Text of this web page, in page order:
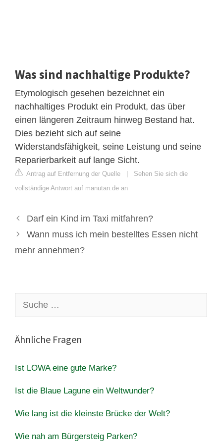
Was sind nachhaltige Produkte?
Etymologisch gesehen bezeichnet ein
nachhaltiges Produkt ein Produkt, das über
einen längeren Zeitraum hinweg Bestand hat.
Dies bezieht sich auf seine
Widerstandsfähigkeit, seine Leistung und seine
Reparierbarkeit auf lange Sicht.
Antrag auf Entfernung der Quelle | Sehen Sie sich die
vollständige Antwort auf manutan.de an
Darf ein Kind im Taxi mitfahren?
Wann muss ich mein bestelltes Essen nicht
mehr annehmen?
nach:
Ähnliche Fragen
Ist LOWA eine gute Marke?
Ist die Blaue Lagune ein Weltwunder?
Wie lang ist die kleinste Brücke der Welt?
Wie nah am Bürgersteig Parken?